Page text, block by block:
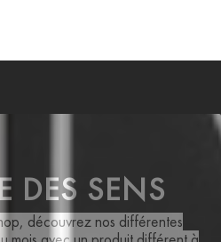
DES SENS
découvrez nos différentes